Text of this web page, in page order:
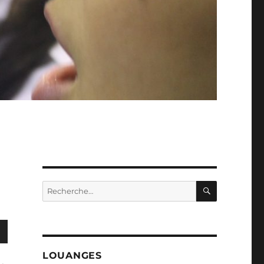
Recherche
pour :
LOUANGES